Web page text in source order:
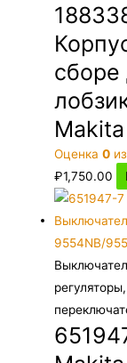
сборе
Оценка0
₽1,750.00
регуляторы,